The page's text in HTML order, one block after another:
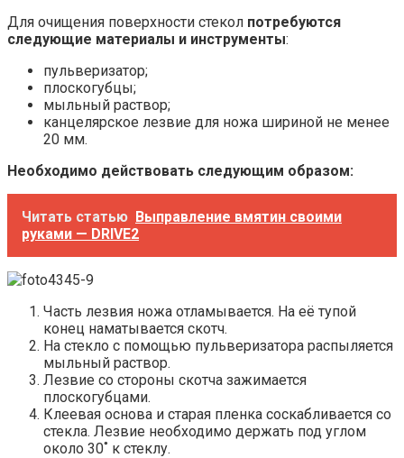
Для очищения поверхности стекол потребуются
следующие материалы и инструменты:
пульверизатор;
плоскогубцы;
мыльный раствор;
канцелярское лезвие для ножа шириной не менее
20 мм.
Необходимо действовать следующим образом:
Читать статью Выправление вмятин своими
руками — DRIVE2
Часть лезвия ножа отламывается. На её тупой
конец наматывается скотч.
На стекло с помощью пульверизатора распыляется
мыльный раствор.
Лезвие со стороны скотча зажимается
плоскогубцами.
Клеевая основа и старая пленка соскабливается со
стекла. Лезвие необходимо держать под углом
около 30˚ к стеклу.